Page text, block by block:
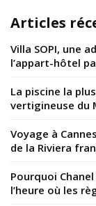
Articles
Villa SOPI, une
l’appart-hôtel
La piscine la
vertigineuse du
Voyage à
de la Riviera
Pourquoi
l’heure où les